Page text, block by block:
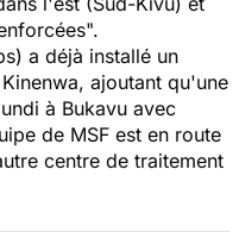
a déjà installé un
ajoutant qu'une
à Bukavu avec
de MSF est en route
centre de traitement